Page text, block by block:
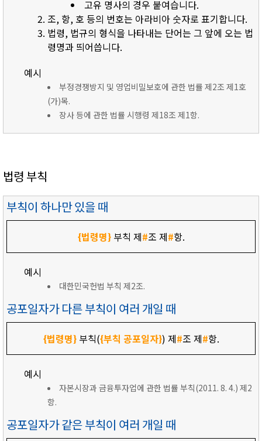
고유 명사의 경우 붙여습니다.
조, 항, 호 등의 번호는 아라비아 숫자로 표기합니다.
법령, 법규의 형식을 나타내는 단어는 그 앞에 오는 법
령명과 띄어씁니다.
예시
부정경쟁방지 및 영업비밀보호에 관한 법률 제2조 제1호
(가)목.
장사 등에 관한 법률 시행령 제18조 제1항.
법령 부칙
부칙이 하나만 있을 때
{법령명}부칙 제#조 제#항.
예시
대한민국헌법 부칙 제2조.
공포일자가 다른 부칙이 여러 개일 때
{법령명}부칙({부칙 공포일자}) 제#조 제#항.
예시
자본시장과 금융투자업에 관한 법률 부칙(2011. 8. 4.) 제2
항.
공포일자가 같은 부칙이 여러 개일 때